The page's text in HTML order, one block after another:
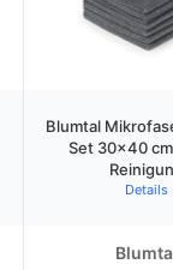
Blumtal
Set 30×40
Details